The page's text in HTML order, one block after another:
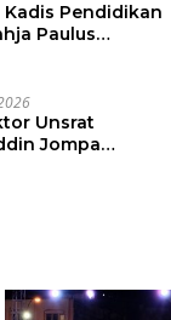
Kadis Pendidikan
Paulus
Unsrat
Jompa